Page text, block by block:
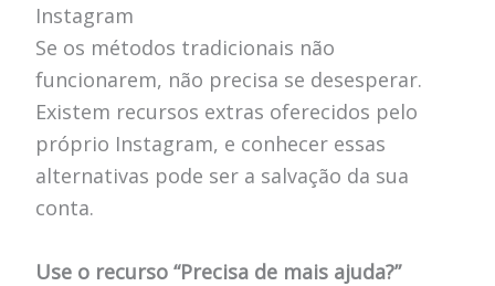
Instagram
Se os métodos tradicionais não
funcionarem, não precisa se desesperar.
Existem recursos extras oferecidos pelo
próprio Instagram, e conhecer essas
alternativas pode ser a salvação da sua
conta.
Use o recurso “Precisa de mais ajuda?”